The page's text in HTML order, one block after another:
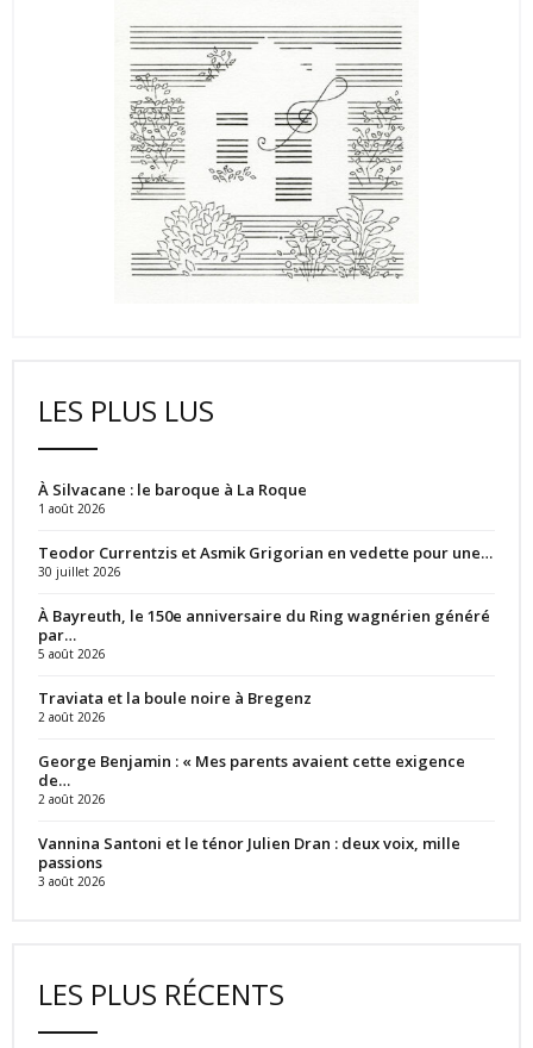
LES PLUS LUS
À Silvacane : le baroque à La Roque
1 août 2026
Teodor Currentzis et Asmik Grigorian en vedette pour une…
30 juillet 2026
À Bayreuth, le 150e anniversaire du Ring wagnérien généré
par…
5 août 2026
Traviata et la boule noire à Bregenz
2 août 2026
George Benjamin : « Mes parents avaient cette exigence
de…
2 août 2026
Vannina Santoni et le ténor Julien Dran : deux voix, mille
passions
3 août 2026
LES PLUS RÉCENTS